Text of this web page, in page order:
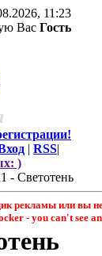
11:23
Вас Гость
| RSS|
)
- Светотень
или вы не
- you саn't see